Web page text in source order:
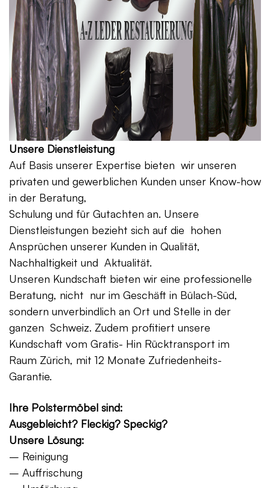
Unsere Dienstleistung
Auf Basis unserer Expertise bieten wir unseren
privaten und gewerblichen Kunden unser Know-how
in der Beratung,
Schulung und für Gutachten an. Unsere
Dienstleistungen bezieht sich auf die hohen
Ansprüchen unserer Kunden in Qualität,
Nachhaltigkeit und Aktualität.
Unseren Kundschaft bieten wir eine professionelle
Beratung, nicht nur im Geschäft in Bülach-Süd,
sondern unverbindlich an Ort und Stelle in der
ganzen Schweiz. Zudem profitiert unsere
Kundschaft vom Gratis- Hin Rücktransport im
Raum Zürich, mit 12 Monate Zufriedenheits-
Garantie.
Ihre Polstermöbel sind:
Ausgebleicht? Fleckig? Speckig?
Unsere Lösung:
– Reinigung
– Auffrischung